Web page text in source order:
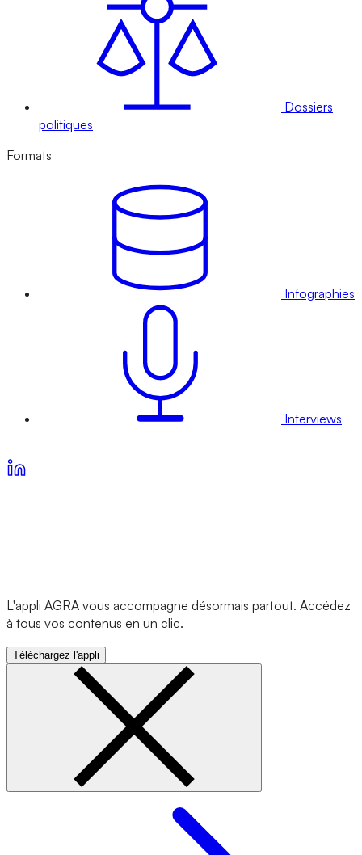
Dossiers
politiques
Formats
Infographies
Interviews
L'appli AGRA vous accompagne désormais partout. Accédez
à tous vos contenus en un clic.
Téléchargez l'appli